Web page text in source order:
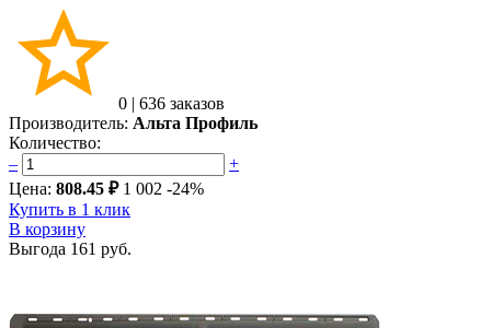
0 | 636 заказов
Производитель: Альта Профиль
Количество:
–
+
Цена: 808.45 ₽ 1 002 -24%
Купить в 1 клик
В корзину
Выгода 161 руб.